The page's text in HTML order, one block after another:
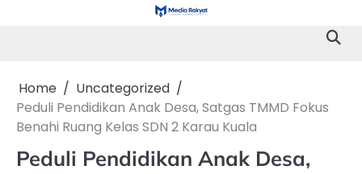
Home
Uncategorized
Peduli Pendidikan Anak Desa, Satgas TMMD Fokus
Benahi Ruang Kelas SDN 2 Karau Kuala
Peduli Pendidikan Anak Desa,